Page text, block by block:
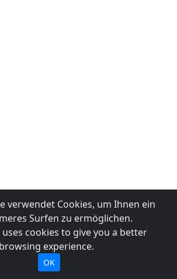
verwendet Cookies, um Ihnen ein
Surfen zu ermöglichen.
cookies to give you a better
browsing experience.
OK